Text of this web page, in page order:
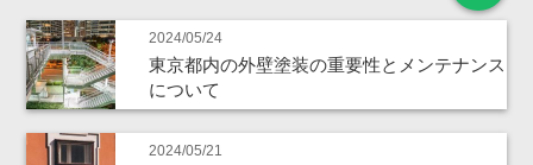
2024/05/24
東京都内の外壁塗装の重要性とメンテナンス
について
2024/05/21